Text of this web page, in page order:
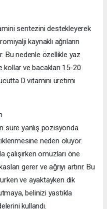
sentezini destekleyerek
kaynaklı ağrıların
Bu nedenle özellikle yaz
kollar ve bacakları 15-20
D vitamini üretimi
süre yanlış pozisyonda
neden oluyor.
çalışırken omuzları öne
gerer ve ağrıyı artırır. Bu
ve ayaktayken dik
belinizi yastıkla
kullandı.